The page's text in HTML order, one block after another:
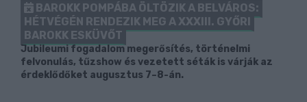
BAROKK POMPÁBA ÖLTÖZIK A BELVÁROS:
HÉTVÉGÉN RENDEZIK MEG A XXXIII. GYŐRI
BAROKK ESKÜVŐT
Jubileumi fogadalom megerősítés, történelmi
felvonulás, tűzshow és vezetett séták is várják az
érdeklődőket augusztus 7–8-án.